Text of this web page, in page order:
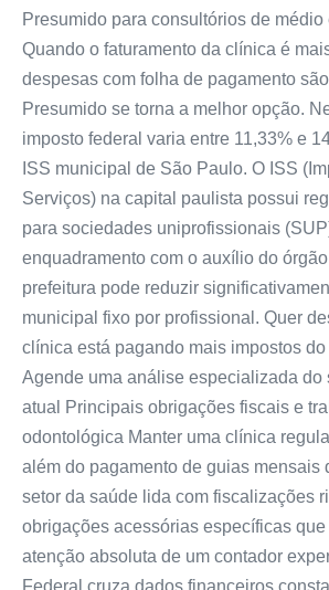
Presumido para consultórios de médio
Quando o faturamento da clínica é
despesas com folha de pagamento
Presumido se torna a melhor opção.
imposto federal varia entre 11,33% e
ISS municipal de São Paulo. O ISS
Serviços) na capital paulista possui
para sociedades uniprofissionais
enquadramento com o auxílio do
prefeitura pode reduzir
municipal fixo por profissional. Quer
clínica está pagando mais impostos
Agende uma análise especializada do
atual Principais obrigações fiscais e
odontológica Manter uma clínica
além do pagamento de guias mensais
setor da saúde lida com fiscalizações
obrigações acessórias específicas
atenção absoluta de um contador
Federal cruza dados financeiros